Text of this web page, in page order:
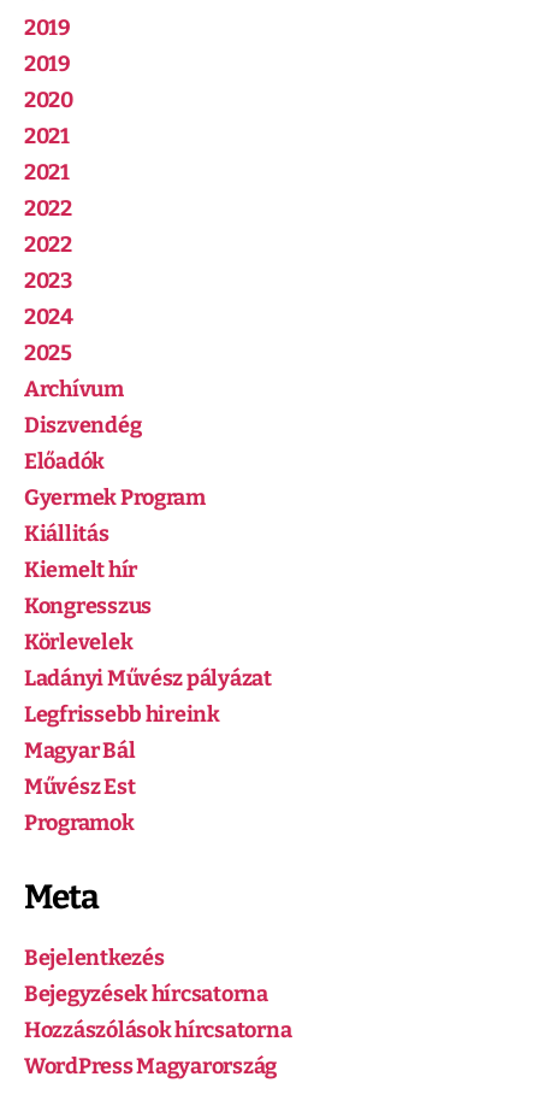
2019
2019
2020
2021
2021
2022
2022
2023
2024
2025
Archívum
Diszvendég
Előadók
Gyermek Program
Kiállitás
Kiemelt hír
Kongresszus
Körlevelek
Ladányi Művész pályázat
Legfrissebb hireink
Magyar Bál
Művész Est
Programok
Meta
Bejelentkezés
Bejegyzések hírcsatorna
Hozzászólások hírcsatorna
WordPress Magyarország